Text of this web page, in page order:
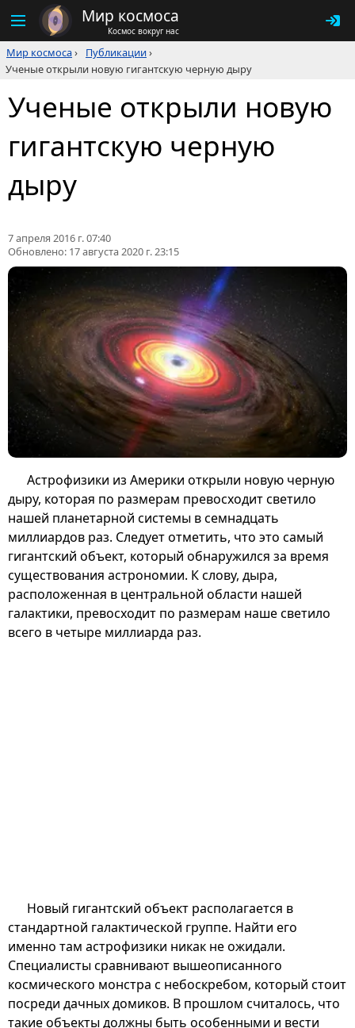
Мир космоса
Космос вокруг нас
Мир космоса› Публикации›
Ученые открыли новую гигантскую черную дыру
Ученые открыли новую
гигантскую черную
дыру
7 апреля 2016 г. 07:40
Обновлено: 17 августа 2020 г. 23:15
Астрофизики из Америки открыли новую черную
дыру, которая по размерам превосходит светило
нашей планетарной системы в семнадцать
миллиардов раз. Следует отметить, что это самый
гигантский объект, который обнаружился за время
существования астрономии. К слову, дыра,
расположенная в центральной области нашей
галактики, превосходит по размерам наше светило
всего в четыре миллиарда раз.
Новый гигантский объект располагается в
стандартной галактической группе. Найти его
именно там астрофизики никак не ожидали.
Специалисты сравнивают вышеописанного
космического монстра с небоскребом, который стоит
посреди дачных домиков. В прошлом считалось, что
такие объекты должны быть особенными и вести